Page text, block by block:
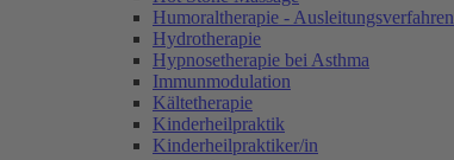
Humoraltherapie - Ausleitungsverfahren
Hydrotherapie
Hypnosetherapie bei Asthma
Immunmodulation
Kältetherapie
Kinderheilpraktik
Kinderheilpraktiker/in